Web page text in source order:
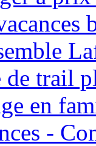
de trail
en
-